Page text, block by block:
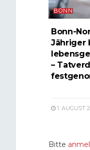
BONN
Bonn-
Jähriger
–
1. AUGUST
Bitte